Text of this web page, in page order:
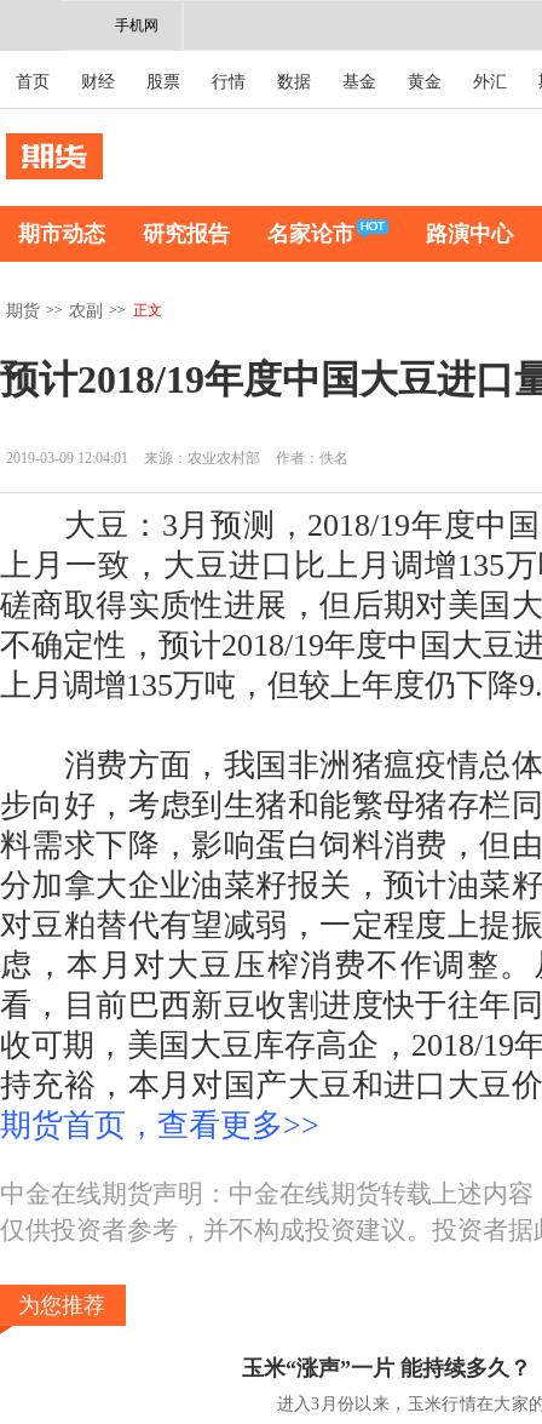
手机网
首页 财经 股票 行情 数据 基金 黄金 外汇
期市动态 研究报告 名家论市 路演中心
期货 >> 农副 >> 正文
预计2018/19年度中国大豆进口
2019-03-09 12:04:01 来源：农业农村部 作者：佚名
大豆：3月预测，2018/19年度中国
上月一致，大豆进口比上月调增135
磋商取得实质性进展，但后期对美国
不确定性，预计2018/19年度中国大豆
上月调增135万吨，但较上年度仍下降
消费方面，我国非洲猪瘟疫情总体
步向好，考虑到生猪和能繁母猪存栏
料需求下降，影响蛋白饲料消费，但
分加拿大企业油菜籽报关，预计油菜
对豆粕替代有望减弱，一定程度上提
虑，本月对大豆压榨消费不作调整
看，目前巴西新豆收割进度快于往年
收可期，美国大豆库存高企，2018/19
持充裕，本月对国产大豆和进口大豆
期货首页，查看更多>>
中金在线期货声明：中金在线期货转载上述内
仅供投资者参考，并不构成投资建议。投资者
为您推荐
玉米“涨声”一片 能持续多久？
进入3月份以来，玉米行情在大家